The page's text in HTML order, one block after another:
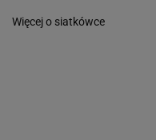
Więcej o siatkówce